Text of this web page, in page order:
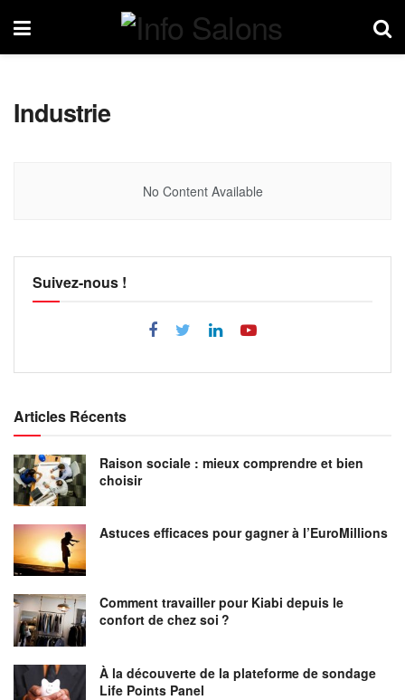
Industrie
No Content Available
Suivez-nous !
Articles Récents
Raison sociale : mieux comprendre et bien
choisir
Astuces efficaces pour gagner à l’EuroMillions
Comment travailler pour Kiabi depuis le
confort de chez soi ?
À la découverte de la plateforme de sondage
Life Points Panel